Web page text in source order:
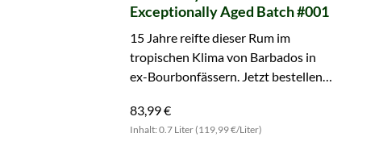
Exceptionally Aged Batch #001
15 Jahre reifte dieser Rum im
tropischen Klima von Barbados in
ex-Bourbonfässern. Jetzt bestellen
83,99 €
Inhalt: 0.7 Liter (119,99 €/Liter)